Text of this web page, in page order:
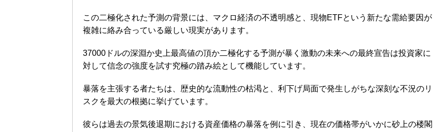
この二極化された予測の背景には、マクロ経済の不透明感と、現物ETFという新たな需給要因が
複雑に絡み合っている厳しい現実があります。
37000ドルの深淵か史上最高値の頂か二極化する予測が暴く激動の未来への最終宣告は投資家に
対して信念の強度を試す究極の踏み絵として機能しています。
暴落を主張する者たちは、歴史的な流動性の枯渇と、利下げ局面で発生しがちな深刻な不況のリ
スクを最大の根拠に挙げています。
彼らは過去の景気後退期における資産価格の暴落を例に引き、現在の価格帯がいかに砂上の楼閣